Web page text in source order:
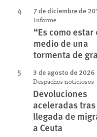
7 de diciembre de
Informe
“Es como estar
medio de una
tormenta de
3 de agosto de 2026
Despachos noticiosos
Devoluciones
aceleradas
llegada de
a Ceuta